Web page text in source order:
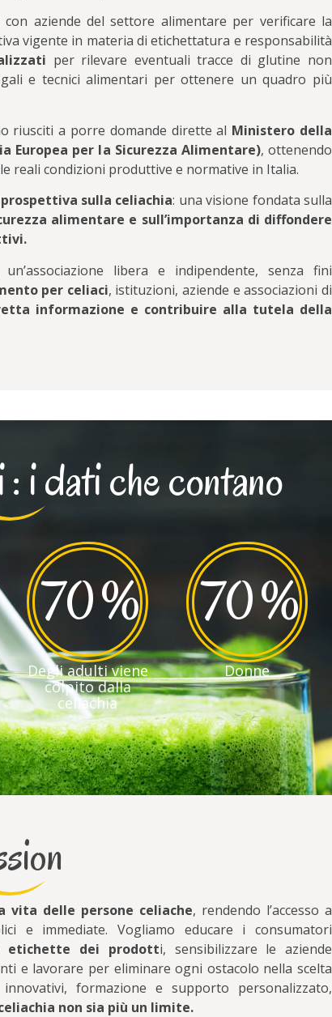
aziende del settore alimentare per verificare la
vigente in materia di etichettatura e responsabilità
per rilevare eventuali tracce di glutine non
e tecnici alimentari per ottenere un quadro più
riusciti a porre domande dirette al Ministero della
Europea per la Sicurezza Alimentare), ottenendo
reali condizioni produttive e normative in Italia.
sulla celiachia: una visione fondata sulla
alimentare e sull’importanza di diffondere
libera e indipendente, senza fini
per celiaci, istituzioni, aziende e associazioni di
informazione e contribuire alla tutela della
i dati che contano
70%
Degli adulti viene
colpito dalla
celiachia
70%
Donne
delle persone celiache, rendendo l’accesso a
e immediate. Vogliamo educare i consumatori
etichette dei prodotti, sensibilizzare le aziende
e lavorare per eliminare ogni ostacolo nella scelta
formazione e supporto personalizzato,
non sia più un limite.